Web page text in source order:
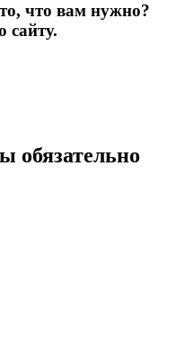
что вам нужно?
сайту.
обязательно